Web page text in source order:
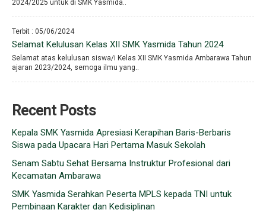
2024/2025 untuk di SMK Yasmida..
Terbit : 05/06/2024
Selamat Kelulusan Kelas XII SMK Yasmida Tahun 2024
Selamat atas kelulusan siswa/i Kelas XII SMK Yasmida Ambarawa Tahun
ajaran 2023/2024, semoga ilmu yang..
Recent Posts
Kepala SMK Yasmida Apresiasi Kerapihan Baris-Berbaris
Siswa pada Upacara Hari Pertama Masuk Sekolah
Senam Sabtu Sehat Bersama Instruktur Profesional dari
Kecamatan Ambarawa
SMK Yasmida Serahkan Peserta MPLS kepada TNI untuk
Pembinaan Karakter dan Kedisiplinan